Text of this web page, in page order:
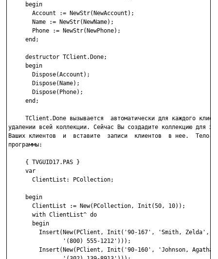
     begin
       Account := NewStr(NewAccount);
       Name := NewStr(NewName);
       Phone := NewStr(NewPhone);
     end;
     destructor TClient.Done;
     begin
       Dispose(Account);
       Dispose(Name);
       Dispose(Phone);
     end;
TClient.Done вызывается  автоматически для каждого
удалении всей коллекции. Сейчас Вы создадите коллекцию для
Ваших клиентов  и  вставите  записи  клиентов  в нее.  Тело
программы:
     { TVGUID17.PAS }
     var
       ClientList: PCollection;
     begin
       ClientList := New(PCollection, Init(50, 10));
       with ClientList^ do
       begin
         Insert(New(PClient, Init('90-167', 'Smith, Zelda',
                '(800) 555-1212')));
Insert(New(PClient, Init('90-160', 'Johnson,